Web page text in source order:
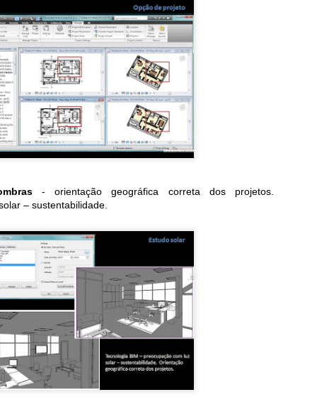
- orientação geográfica correta dos projetos.
– sustentabilidade.
muito neste projeto... por isso, desde abril deste ano
postamos na página do Facebook - BIMrevit + Construtora
um termo por semana.
Termos BIM | parte 1
Em fevereiro deste ano foi adicionada a língua portuguesa como
umas das 15 que compõem o BIMdictionary...
muito neste projeto... por isso, desde abril deste ano
postamos na página do Facebook - BIMrevit + Construtora
um termo por semana.
os primeiros Termos BIM publicados para deixarmos
O "CAD" foi uma evolução para projetar???
As melhorias tecnológicas, ligadas aos processos de construção,
estão em constante evolução, passando desde os desenhos
em lápis e papel, até as representações virtuais
com a inclusão de sistemas complexos de produção e
dos projetos.
da Arquitetura, Engenharia e Construção (AEC) há muito
está atrelada apenas a ferramentas de desenho para
gráfica dos projetos, e não para o desenvolvimento
de projetos para obra.
Evento online | CONBIM 3.0